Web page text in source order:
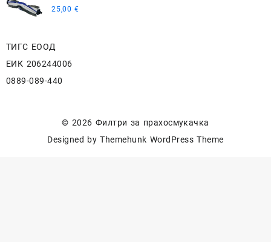
Rowenta Tefal Explorer Serie 60 / RG7447 / RG7455
25,00 €
ТИГС ЕООД
ЕИК 206244006
0889-089-440
© 2026 Филтри за прахосмукачка
Designed by Themehunk WordPress Theme